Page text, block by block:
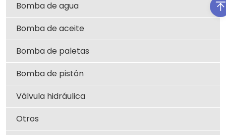
Bomba de agua
Bomba de aceite
Bomba de paletas
Bomba de pistón
Válvula hidráulica
Otros